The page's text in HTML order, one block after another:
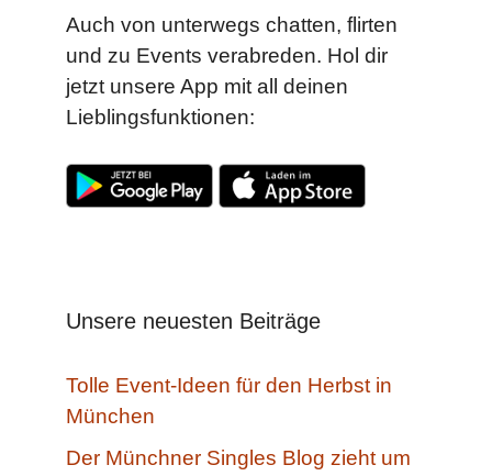
Auch von unterwegs chatten, flirten
und zu Events verabreden. Hol dir
jetzt unsere App mit all deinen
Lieblingsfunktionen:
Unsere neuesten Beiträge
Tolle Event-Ideen für den Herbst in
München
Der Münchner Singles Blog zieht um